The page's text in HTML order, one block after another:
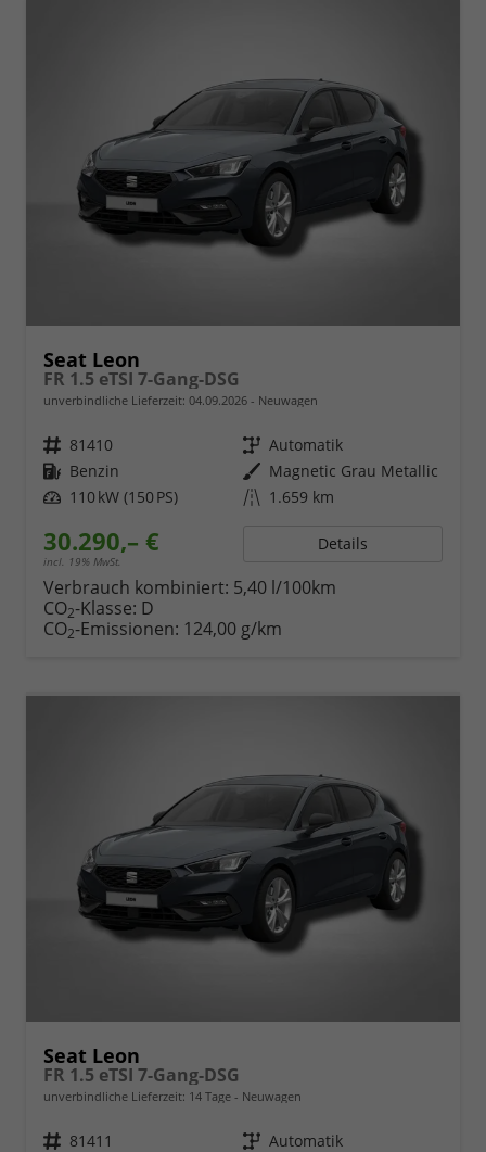
Seat Leon
FR 1.5 eTSI 7-Gang-DSG
unverbindliche Lieferzeit: 04.09.2026 Neuwagen
Fahrzeugnr. 81410 Getriebe Automatik
Kraftstoff Benzin Außenfarbe Magnetic Grau Metallic
Leistung 110 kW (150 PS) Kilometerstand 1.659 km
30.290,– €
incl. 19% MwSt.
Details
Verbrauch kombiniert: 5,40 l/100km
CO2-Klasse: D
CO2-Emissionen: 124,00 g/km
Seat Leon
FR 1.5 eTSI 7-Gang-DSG
unverbindliche Lieferzeit: 14 Tage Neuwagen
Fahrzeugnr. 81411 Getriebe Automatik